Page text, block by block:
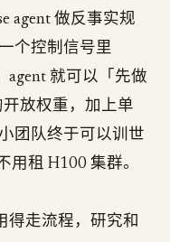
agent 做反事实规
个控制信号里
agent 就可以「先做
放权重，加上单
团队终于可以训世
用租 H100 集群。
得走流程，研究和